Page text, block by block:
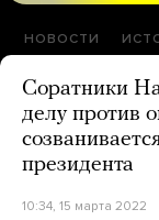
НОВОСТИ
Соратники
делу против
президента
10:34, 15 марта 2022